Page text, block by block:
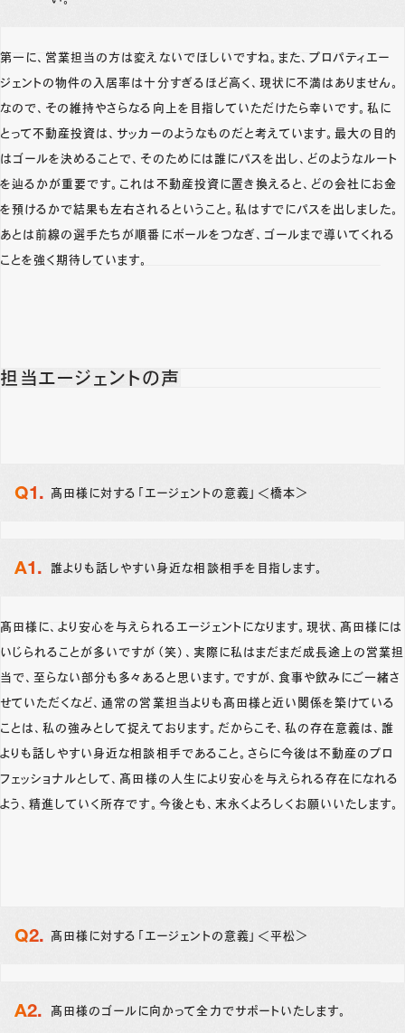
第一に、営業担当の方は変えないでほしいですね。また、プロパティエー
ジェントの物件の入居率は十分すぎるほど高く、現状に不満はありません。
なので、その維持やさらなる向上を目指していただけたら幸いです。私に
とって不動産投資は、サッカーのようなものだと考えています。最大の目的
はゴールを決めることで、そのためには誰にパスを出し、どのようなルート
を辿るかが重要です。これは不動産投資に置き換えると、どの会社にお金
を預けるかで結果も左右されるということ。私はすでにパスを出しました。
あとは前線の選手たちが順番にボールをつなぎ、ゴールまで導いてくれる
ことを強く期待しています。
担当エージェントの声
髙田様に対する「エージェントの意義」＜橋本＞
誰よりも話しやすい身近な相談相手を目指します。
髙田様に、より安心を与えられるエージェントになります。現状、髙田様には
いじられることが多いですが（笑）、実際に私はまだまだ成長途上の営業担
当で、至らない部分も多々あると思います。ですが、食事や飲みにご一緒さ
せていただくなど、通常の営業担当よりも髙田様と近い関係を築けている
ことは、私の強みとして捉えております。だからこそ、私の存在意義は、誰
よりも話しやすい身近な相談相手であること。さらに今後は不動産のプロ
フェッショナルとして、髙田様の人生により安心を与えられる存在になれる
よう、精進していく所存です。今後とも、末永くよろしくお願いいたします。
髙田様に対する「エージェントの意義」＜平松＞
髙田様のゴールに向かって全力でサポートいたします。